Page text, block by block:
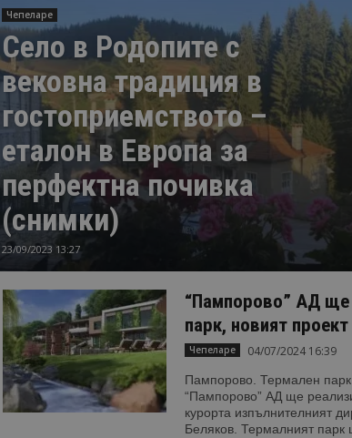
Чепеларе
Село в Родопите с
вековна традиция в
гостоприемството –
еталон в Европа за
перфектна почивка
(снимки)
23/09/2023 13:27
“Пампорово” АД ще
парк, новият
Чепеларе 04/07/2024 16:39
Пампорово. Термален парк
“Пампорово” АД ще
курорта изпълнителният
Беляков. Термалният парк